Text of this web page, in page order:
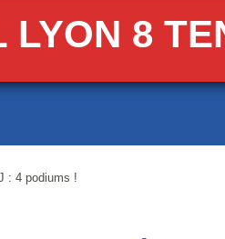
LYON 8
: 4 podiums !